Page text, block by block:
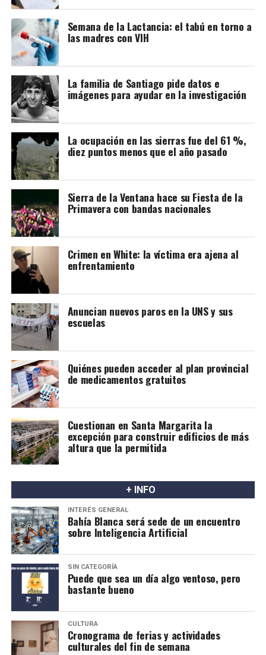
primeras etapas y se mantuvo de forma estricta. Los
pocos casos detectados estuvieron asociados a cargas
virales elevadas o a la interrupción de la medicación.
A partir de esta evidencia, distintas guías
internacionales modificaron sus recomendaciones.
Organismos como la Sociedad Clínica Europea del Sida
(EACS), el Departamento de Salud de Estados Unidos y la
Sociedad Argentina de Infectología (SADI) sostienen
que las personas con VIH que mantienen una carga viral
indetectable y eligen amamantar deben recibir
información, acompañamiento y un seguimiento médico
estrecho.
Ese seguimiento incluye controles frecuentes de la
carga viral de la madre y estudios del bebé durante la
lactancia y después de su finalización. También se
recomienda actuar rápidamente ante situaciones como
una carga viral detectable o infecciones mamarias, ya
que aún existe poca evidencia sobre cómo estas
condiciones pueden influir en el riesgo de transmisión.
A partir de esta información, los especialistas proponen
avanzar hacia un consenso nacional que permita revisar
las recomendaciones actuales y definir en qué casos la
lactancia materna puede ser una alternativa posible y
segura.
Semana de la Lactancia: el tabú en torno a
las madres con VIH
La familia de Santiago pide datos e
imágenes para ayudar en la investigación
La ocupación en las sierras fue del 61 %,
diez puntos menos que el año pasado
Sierra de la Ventana hace su Fiesta de la
Primavera con bandas nacionales
Crimen en White: la víctima era ajena al
enfrentamiento
Anuncian nuevos paros en la UNS y sus
escuelas
Quiénes pueden acceder al plan provincial
de medicamentos gratuitos
Cuestionan en Santa Margarita la
excepción para construir edificios de más
altura que la permitida
+ INFO
INTERÉS GENERAL
Bahía Blanca será sede de un encuentro
sobre Inteligencia Artificial
SIN CATEGORÍA
Puede que sea un día algo ventoso, pero
bastante bueno
CULTURA
Cronograma de ferias y actividades
culturales del fin de semana